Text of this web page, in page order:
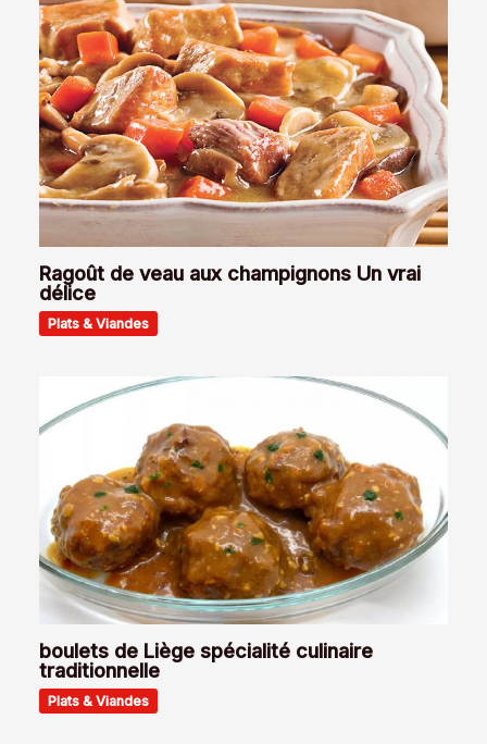
Ragoût de veau aux champignons Un vrai
délice
Plats & Viandes
boulets de Liège spécialité culinaire
traditionnelle
Plats & Viandes